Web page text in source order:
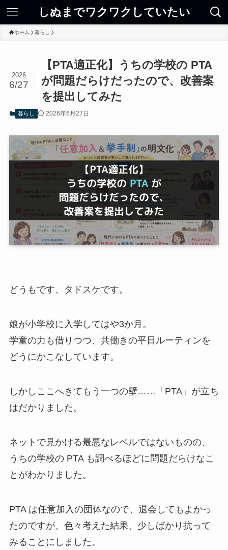
しぬまでワクワクしていたい
ホーム 暮らし
【PTA適正化】うちの学校の PTA
が問題だらけだったので、改善案
を提出してみた
2026
6/27
暮らし 2026年6月27日
どうもです、タドスケです。
娘が小学校に入学してはや3か月。
学童の力も借りつつ、共働きの平日ルーティンを
どうにかこなしています。
しかしここへきてもう一つの壁……「PTA」が立ち
はだかりました。
ネットで見かける最悪なレベルではないものの、
うちの学校の PTA も調べるほどに問題だらけなこ
とがわかりました。
PTA は任意加入の団体なので、退会してもよかっ
たのですが、色々考えた結果、少しばかり抗って
みることにしました。